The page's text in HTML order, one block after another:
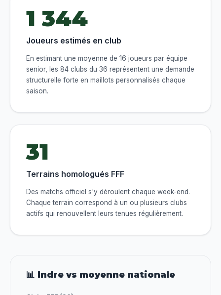
1 344
Joueurs estimés en club
En estimant une moyenne de 16 joueurs par équipe
senior, les 84 clubs du 36 représentent une demande
structurelle forte en maillots personnalisés chaque
saison.
31
Terrains homologués FFF
Des matchs officiel s'y déroulent chaque week-end.
Chaque terrain correspond à un ou plusieurs clubs
actifs qui renouvellent leurs tenues régulièrement.
📊 Indre vs moyenne nationale